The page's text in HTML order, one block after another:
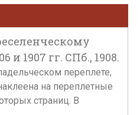
и 1907 гг. СПб., 1908.
переплете,
на переплетные
страниц. В